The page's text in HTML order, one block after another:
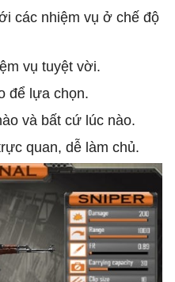
các nhiệm vụ ở chế độ
vụ tuyệt vời.
để lựa chọn.
và bất cứ lúc nào.
quan, dễ làm chủ.